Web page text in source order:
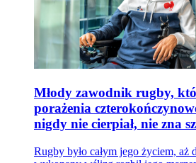
Młody zawodnik rugby,
porażenia
nigdy nie cierpiał, nie zna
Rugby było całym jego życiem,